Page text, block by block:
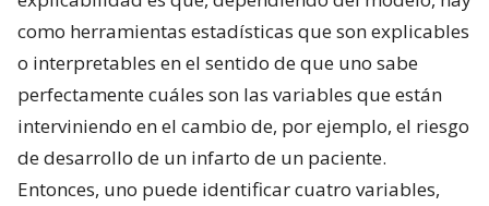
como herramientas estadísticas que son explicables
o interpretables en el sentido de que uno sabe
perfectamente cuáles son las variables que están
interviniendo en el cambio de, por ejemplo, el riesgo
de desarrollo de un infarto de un paciente.
Entonces, uno puede identificar cuatro variables,